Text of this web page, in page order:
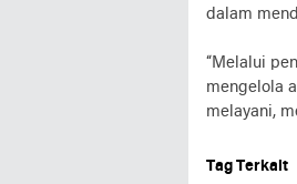
dalam
“Melalui
mengelola
melayani,
Tag Terkait